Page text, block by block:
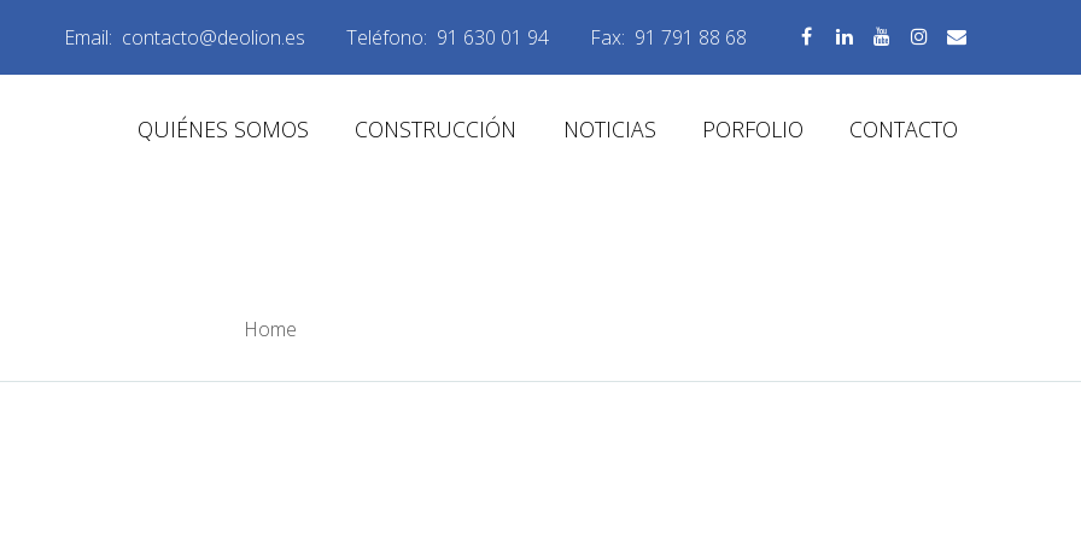
Email: contacto@deolion.es Teléfono: 91 630 01 94 Fax: 91 791 88 68
QUIÉNES SOMOS CONSTRUCCIÓN NOTICIAS PORFOLIO CONTACTO
Home